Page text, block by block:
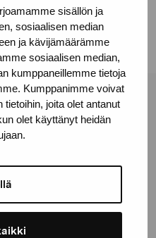
sisällön ja
sosiaalisen median
ja kävijämäärämme
sosiaalisen median,
kumppaneillemme tietoja
Kumppanimme voivat
joita olet antanut
olet käyttänyt heidän